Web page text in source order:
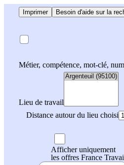
Imprimer Besoin d'aide sur la
Métier, compétence, mot-clé,
Lieu de travail
Distance autour du lieu choisi
Afficher uniquement
les offres France